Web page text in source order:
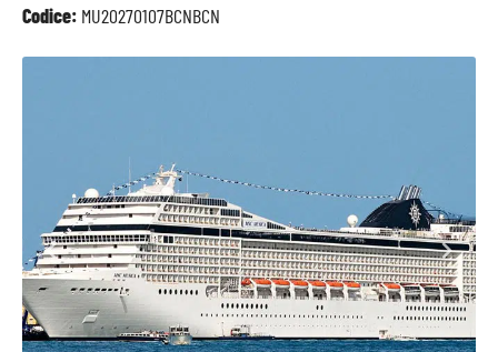
Codice: MU20270107BCNBCN